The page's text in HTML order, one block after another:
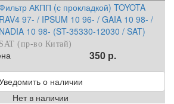
АКПП (с прокладкой) TOYOTA
RAV4 97- / IPSUM 10 96- / GAIA 10 98- /
NADIA 10 98- (ST-35330-12030 / SAT)
SAT (пр-во Китай)
350 р.
о наличии
Нет в наличии